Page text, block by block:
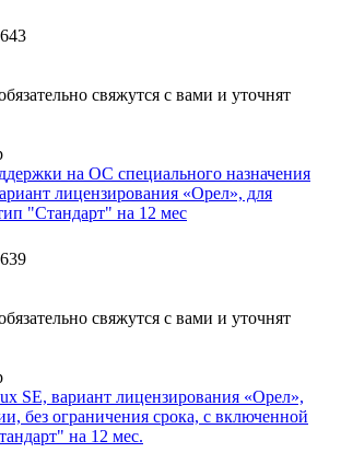
свяжутся с вами и уточнят
на ОС специального назначения
лицензирования «Орел», для
"Стандарт" на 12 мес
свяжутся с вами и уточнят
SE, вариант лицензирования «Орел»,
без ограничения срока, с включенной
на 12 мес.